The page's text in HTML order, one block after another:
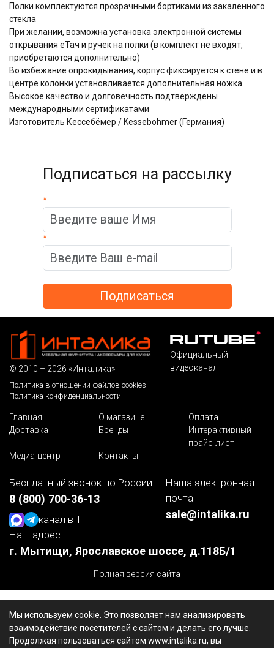
Полки комплектуются прозрачными бортиками из закаленного
стекла
При желании, возможна установка электронной системы
открывания еТач и ручек на полки (в комплект не входят,
приобретаются дополнительно)
Во избежание опрокидывания, корпус фиксируется к стене и в
центре колонки установливается дополнительная ножка
Высокое качество и долговечность подтверждены
международными сертификатами
Изготовитель Кессебёмер / Kessebohmer (Германия)
Подписаться на рассылку
*
*
Мы используем cookie. Это позволяет нам анализировать
взаимодействие посетителей с сайтом и делать его лучше.
Продолжая пользоваться сайтом www.intalika.ru, вы
© 2010 – 2026 «Инталика»
Политика в отношении файлов cookies
Политика конфиденциальности
Официальный
видеоканал
Главная О магазине
Оплата
Доставка
Бренды
Интерактивный
прайс-лист
Медиа-центр
Контакты
Бесплатный звонок по России
8 (800) 700-36-13
канал в ТГ
Наша электронная
почта
sale@intalika.ru
Наш адрес
г. Мытищи, Ярославское шоссе, д.118Б/1
Полная версия сайта